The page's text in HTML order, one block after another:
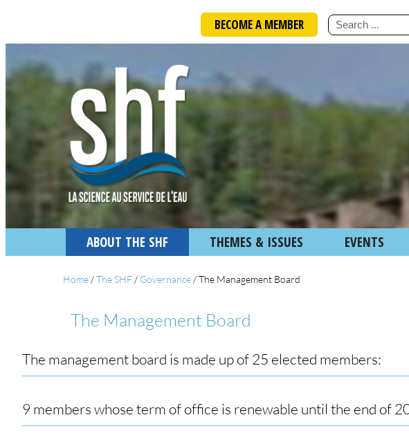
BECOME A MEMBER
ABOUT THE SHF THEMES & ISSUES EVENTS
Home /The SHF / Governance /The Management Board
The Management Board
The management board is made up of 25 elected members:
9 members whose term of office is renewable until the end of